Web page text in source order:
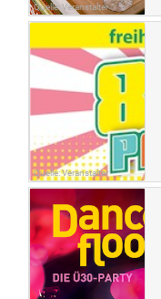
Quelle: Veranstalter
Quelle: Veranstalter